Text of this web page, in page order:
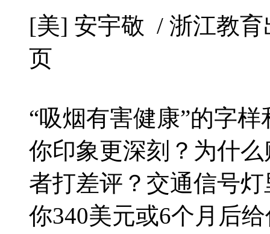
[美] 安宇敬 / 浙江教
页
“吸烟有害健康”的字
你印象更深刻？为什
者打差评？交通信号
你340美元或6个月后